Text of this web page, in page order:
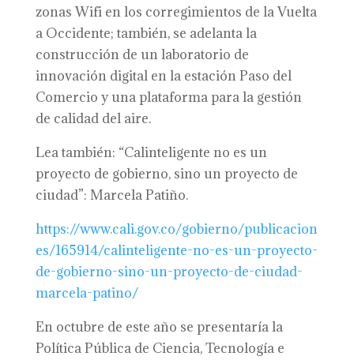
zonas Wifi en los corregimientos de la Vuelta
a Occidente; también, se adelanta la
construcción de un laboratorio de
innovación digital en la estación Paso del
Comercio y una plataforma para la gestión
de calidad del aire.
Lea también: “Calinteligente no es un
proyecto de gobierno, sino un proyecto de
ciudad”: Marcela Patiño.
https://www.cali.gov.co/gobierno/publicacion
es/165914/calinteligente-no-es-un-proyecto-
de-gobierno-sino-un-proyecto-de-ciudad-
marcela-patino/
En octubre de este año se presentaría la
Política Pública de Ciencia, Tecnología e